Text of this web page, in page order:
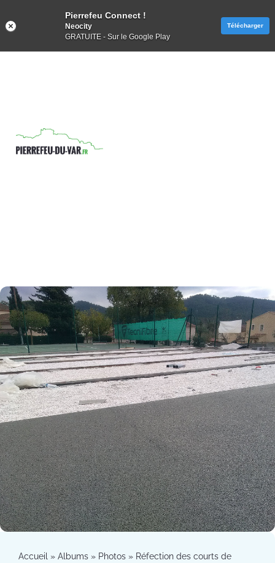
Accueil » Albums » Photos » Réfection des courts de
Pierrefeu Connect !
Neocity
GRATUITE - Sur le Google Play
Télécharger